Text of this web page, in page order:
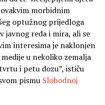
morbidnim
optužnog prijedloga
javnog reda i mira, ali se
interesima je naklonjen
u nekoliko zemalja
i petu dozu”, ističu
pismu Slobodnoj